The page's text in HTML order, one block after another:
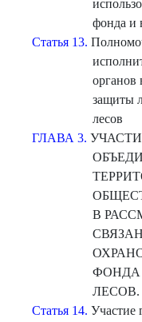
фонда и
Статья 13.
органов
защиты
лесов
ГЛАВА 3.
В
ФОНДА
Статья 14. Участие